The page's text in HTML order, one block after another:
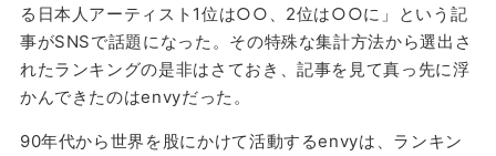
る日本人アーティスト1位は○○、2位は○○に」という記
事がSNSで話題になった。その特殊な集計方法から選出さ
れたランキングの是非はさておき、記事を見て真っ先に浮
かんできたのはenvyだった。
90年代から世界を股にかけて活動するenvyは、ランキン